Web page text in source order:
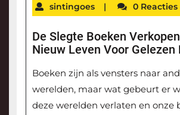
sintingoes | 0 Reacties
De Slegte Boeken
Nieuw Leven Voor Gelezen
Boeken zijn als vensters naar
werelden, maar wat gebeurt er
deze werelden verlaten en onze